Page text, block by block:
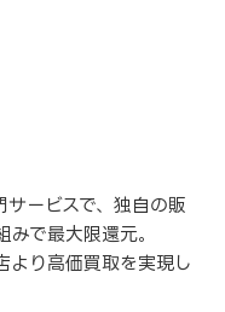
サービスで、独自の販
で最大限還元。
より高価買取を実現し